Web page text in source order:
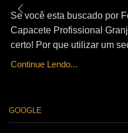
Se você esta buscado por
Capacete Profissional
certo! Por que utilizar um
Continue Lendo...
GOOGLE